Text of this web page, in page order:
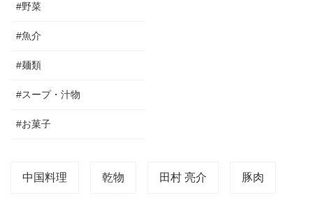
#野菜
#魚介
#麺類
#スープ・汁物
#お菓子
中国料理 乾物 田村 亮介 豚肉